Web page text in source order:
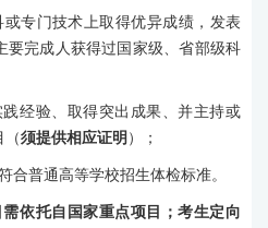
专门技术上取得优异成绩，发表
要完成人获得过国家级、省部级科
经验、取得突出成果、并主持或
（须提供相应证明 ）；
合普通高等学校招生体检标准。
依托自国家重点项目； 考生定向